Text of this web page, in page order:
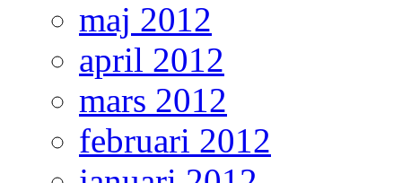
maj 2012
april 2012
mars 2012
februari 2012